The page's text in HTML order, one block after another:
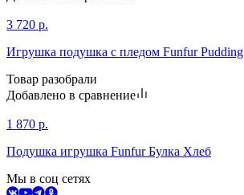
3 720 р.
Игрушка подушка с пледом Funfur Pudding
Товар разобрали
Добавлено в сравнение
1 870 р.
Подушка игрушка Funfur Булка Хлеб
Мы в соц сетях